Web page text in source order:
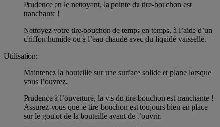
Prudence en le nettoyant, la pointe du tire-bouchon est
tranchante !
Nettoyez votre tire-bouchon de temps en temps, à l’aide d’un
chiffon humide ou à l’eau chaude avec du liquide vaisselle.
Utilisation:
Maintenez la bouteille sur une surface solide et plane lorsque
vous l’ouvrez.
Prudence à l’ouverture, la vis du tire-bouchon est tranchante !
Assurez-vous que le tire-bouchon est toujours bien en place
sur le goulot de la bouteille avant de l’ouvrir.